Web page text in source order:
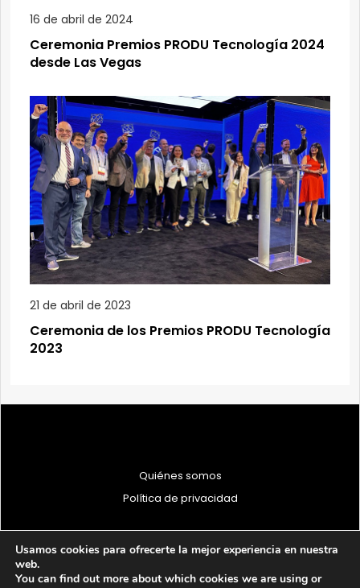
16 de abril de 2024
Ceremonia Premios PRODU Tecnología 2024
desde Las Vegas
21 de abril de 2023
Ceremonia de los Premios PRODU Tecnología
2023
Quiénes somos
Política de privacidad
Usamos cookies para ofrecerte la mejor experiencia en nuestra
web.
You can find out more about which cookies we are using or